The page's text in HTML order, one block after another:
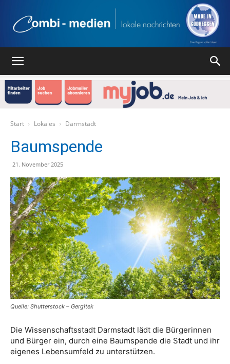
Start Lokales Darmstadt
Baumspende
21. November 2025
Quelle: Shutterstock – Gergitek
Die Wissenschaftsstadt Darmstadt lädt die Bürgerinnen
und Bürger ein, durch eine Baumspende die Stadt und ihr
eigenes Lebensumfeld zu unterstützen.